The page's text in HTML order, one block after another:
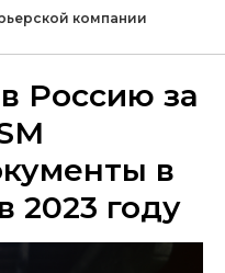
компании
Россию за
в
2023 году